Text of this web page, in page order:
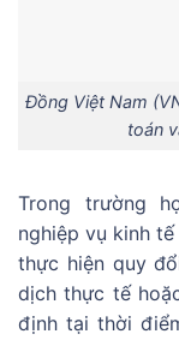
Đồng Việt Nam
toán
Trong trường
nghiệp vụ kinh
thực hiện quy
dịch thực tế
định tại thời